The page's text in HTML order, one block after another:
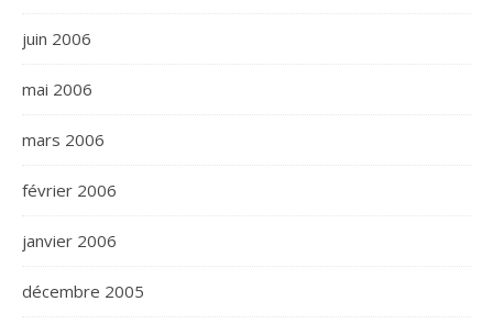
juin 2006
mai 2006
mars 2006
février 2006
janvier 2006
décembre 2005